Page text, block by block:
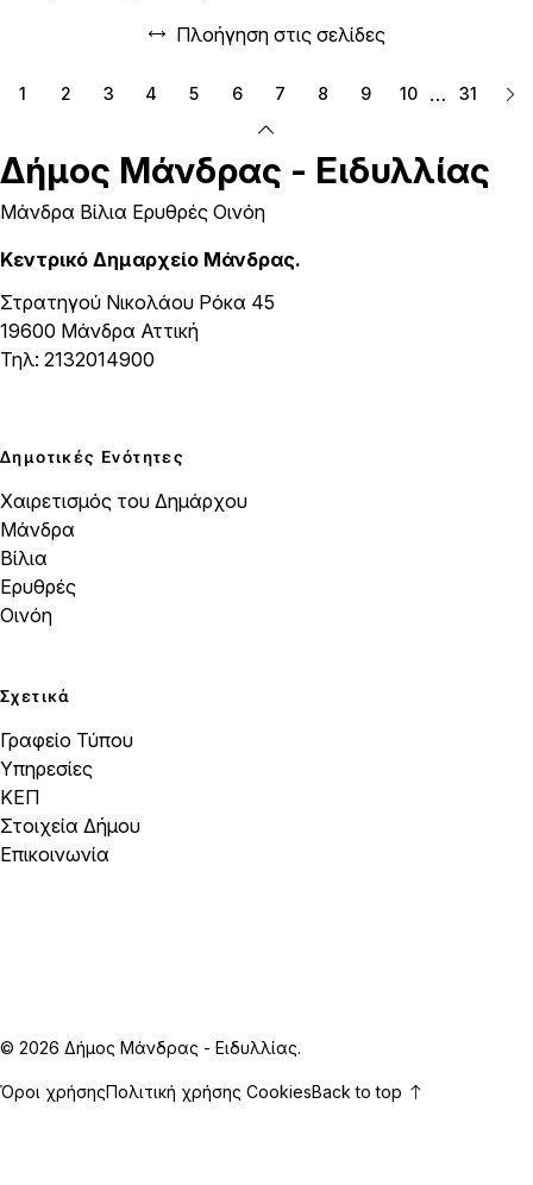
Πλοήγηση στις σελίδες
1 2 3 4 5 6 7 8 9 10 … 31
Δήμος Μάνδρας - Ειδυλλίας
Μάνδρα Βίλια Ερυθρές Οινόη
Κεντρικό Δημαρχείο Μάνδρας.
Στρατηγού Νικολάου Ρόκα 45
19600 Μάνδρα Αττική
Τηλ: 2132014900
Δημοτικές Ενότητες
Χαιρετισμός του Δημάρχου
Μάνδρα
Βίλια
Ερυθρές
Οινόη
Σχετικά
Γραφείο Τύπου
Υπηρεσίες
ΚΕΠ
Στοιχεία Δήμου
Επικοινωνία
© 2026 Δήμος Μάνδρας - Ειδυλλίας.
Όροι χρήσηςΠολιτική χρήσης CookiesBack to top